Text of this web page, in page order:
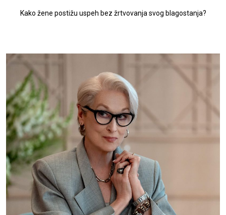
Kako žene postižu uspeh bez žrtvovanja svog blagostanja?